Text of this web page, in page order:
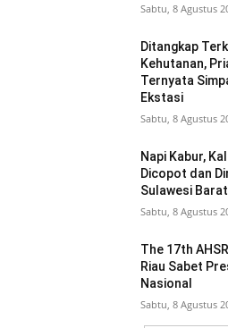
Sabtu, 8 Agustus
Ditangkap
Kehutanan,
Ternyata
Ekstasi
Sabtu, 8 Agustus
Napi Kabur,
Dicopot dan
Sulawesi Barat
Sabtu, 8 Agustus
The 17th
Riau Sabet
Nasional
Sabtu, 8 Agustus